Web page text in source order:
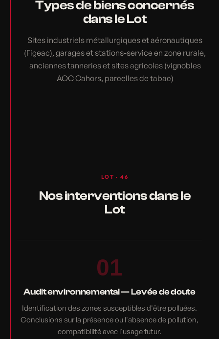
Types de biens concernés
dans le Lot
Sites industriels métallurgiques et aéronautiques
(Figeac), garages et stations-service en zone rurale,
anciennes tanneries et sites agricoles (vignobles
AOC Cahors, parcelles de tabac)
LOT · 46
Nos interventions dans le
Lot
01
Audit environnemental — Levée de doute
Identification des zones susceptibles d'être polluées.
Conclusions sur la présence ou l'absence de pollution,
compatibilité avec l'usage futur.